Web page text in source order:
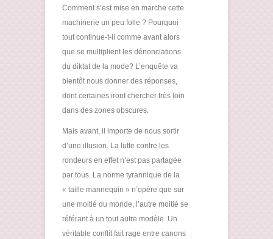
Comment s’est mise en marche cette
machinerie un peu folle ? Pourquoi
tout continue-t-il comme avant alors
que se multiplient les dénonciations
du diktat de la mode? L’enquête va
bientôt nous donner des réponses,
dont certaines iront chercher très loin
dans des zones obscures.
Mais avant, il importe de nous sortir
d’une illusion. La lutte contre les
rondeurs en effet n’est pas partagée
par tous. La norme tyrannique de la
« taille mannequin » n’opère que sur
une moitié du monde, l’autre moitié se
référant à un tout autre modèle. Un
véritable conflit fait rage entre canons